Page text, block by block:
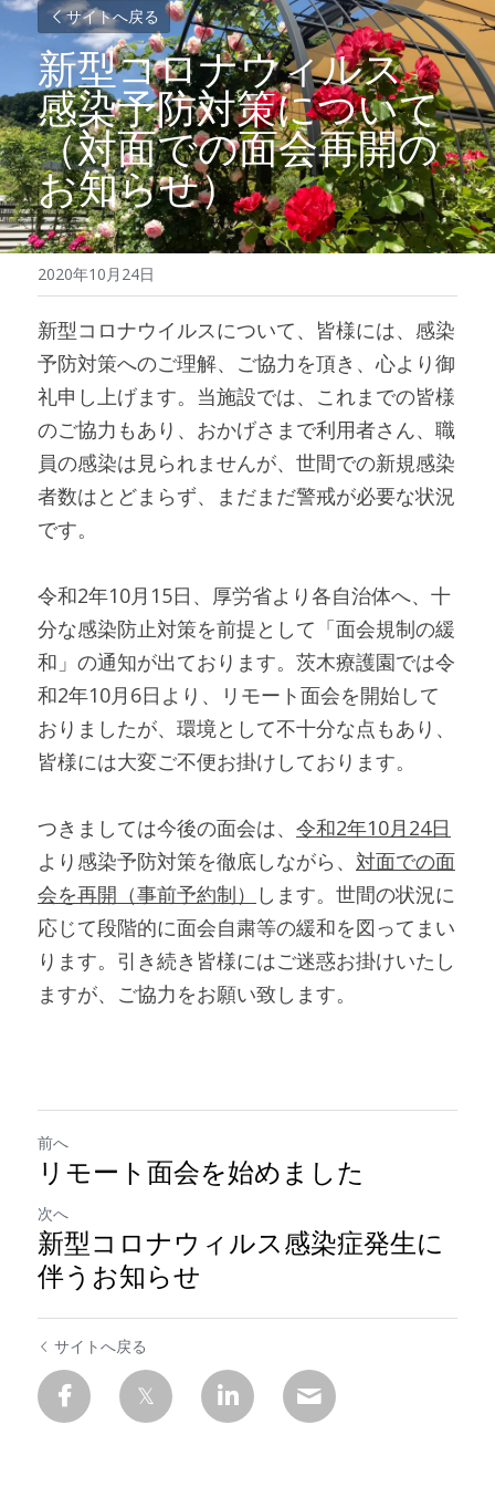
サイトへ戻る
新型コロナウィルス
感染予防対策について
（対面での面会再開の
お知らせ）
2020年10月24日
新型コロナウイルスについて、皆様には、感染
予防対策へのご理解、ご協力を頂き、心より御
礼申し上げます。当施設では、これまでの皆様
のご協力もあり、おかげさまで利用者さん、職
員の感染は見られませんが、世間での新規感染
者数はとどまらず、まだまだ警戒が必要な状況
です。
令和2年10月15日、厚労省より各自治体へ、十
分な感染防止対策を前提として「面会規制の緩
和」の通知が出ております。茨木療護園では令
和2年10月6日より、リモート面会を開始して
おりましたが、環境として不十分な点もあり、
皆様には大変ご不便お掛けしております。
つきましては今後の面会は、 令和2年10月24日
より感染予防対策を徹底しながら、 対面での面
会を再開（事前予約制）
します。世間の状況に
応じて段階的に面会自粛等の緩和を図ってまい
ります。引き続き皆様にはご迷惑お掛けいたし
ますが、ご協力をお願い致します。
前へ
リモート面会を始めました
次へ
新型コロナウィルス感染症発生に
伴うお知らせ
サイトへ戻る